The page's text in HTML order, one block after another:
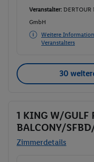
Veranstalter:
GmbH
Weitere
Veranstalters
30
1 KING W/GULF
BALCONY/
Zimmerdetails